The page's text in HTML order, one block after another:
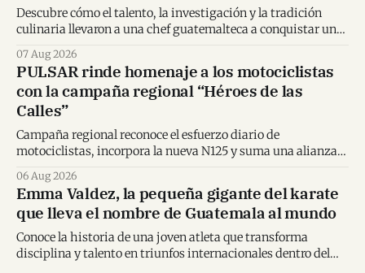
Descubre cómo el talento, la investigación y la tradición
culinaria llevaron a una chef guatemalteca a conquistar un
07 Aug 2026
PULSAR rinde homenaje a los motociclistas
con la campaña regional “Héroes de las
Calles”
Campaña regional reconoce el esfuerzo diario de
motociclistas, incorpora la nueva N125 y suma una alianza
06 Aug 2026
Emma Valdez, la pequeña gigante del karate
que lleva el nombre de Guatemala al mundo
Conoce la historia de una joven atleta que transforma
disciplina y talento en triunfos internacionales dentro del